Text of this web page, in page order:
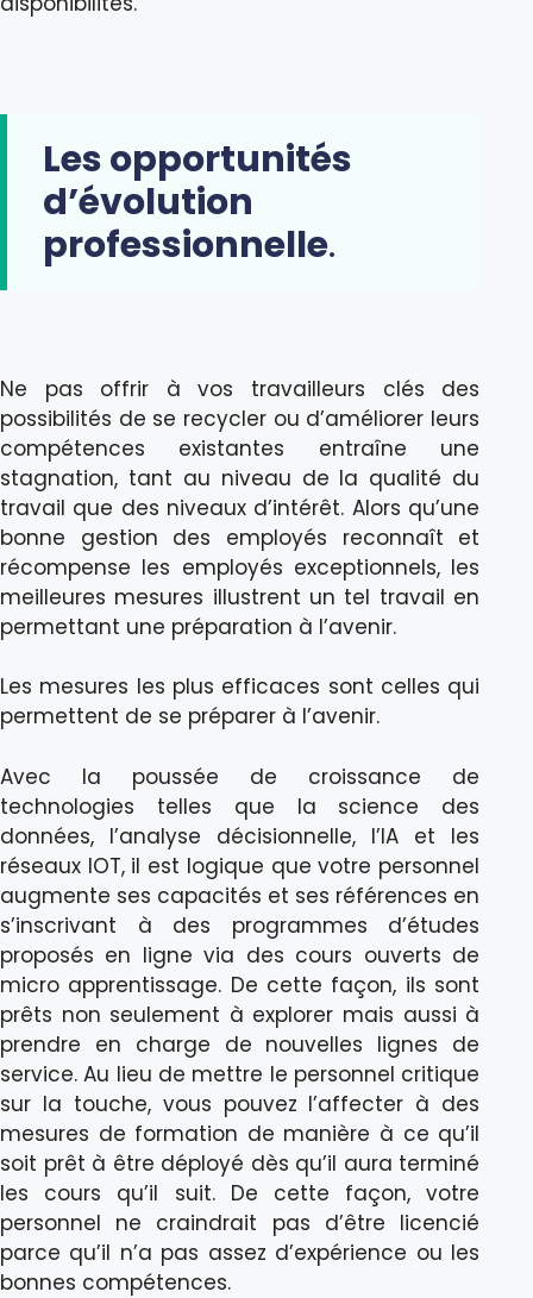
Les opportunités
d’évolution
professionnelle.
Ne pas offrir à vos travailleurs clés des
possibilités de se recycler ou d’améliorer leurs
compétences existantes entraîne une
stagnation, tant au niveau de la qualité du
travail que des niveaux d’intérêt. Alors qu’une
bonne gestion des employés reconnaît et
récompense les employés exceptionnels, les
meilleures mesures illustrent un tel travail en
permettant une préparation à l’avenir.
Les mesures les plus efficaces sont celles qui
permettent de se préparer à l’avenir.
Avec la poussée de croissance de
technologies telles que la science des
données, l’analyse décisionnelle, l’IA et les
réseaux IOT, il est logique que votre personnel
augmente ses capacités et ses références en
s’inscrivant à des programmes d’études
proposés en ligne via des cours ouverts de
micro apprentissage. De cette façon, ils sont
prêts non seulement à explorer mais aussi à
prendre en charge de nouvelles lignes de
service. Au lieu de mettre le personnel critique
sur la touche, vous pouvez l’affecter à des
mesures de formation de manière à ce qu’il
soit prêt à être déployé dès qu’il aura terminé
les cours qu’il suit. De cette façon, votre
personnel ne craindrait pas d’être licencié
parce qu’il n’a pas assez d’expérience ou les
bonnes compétences.